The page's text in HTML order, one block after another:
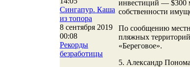
Сингапур. Каша
из топора
8 сентября 2019
00:08
Рекорды
безработицы
инвестиций — $300
собственности
По сообщению
пляжных
«Береговое».
5. Александр